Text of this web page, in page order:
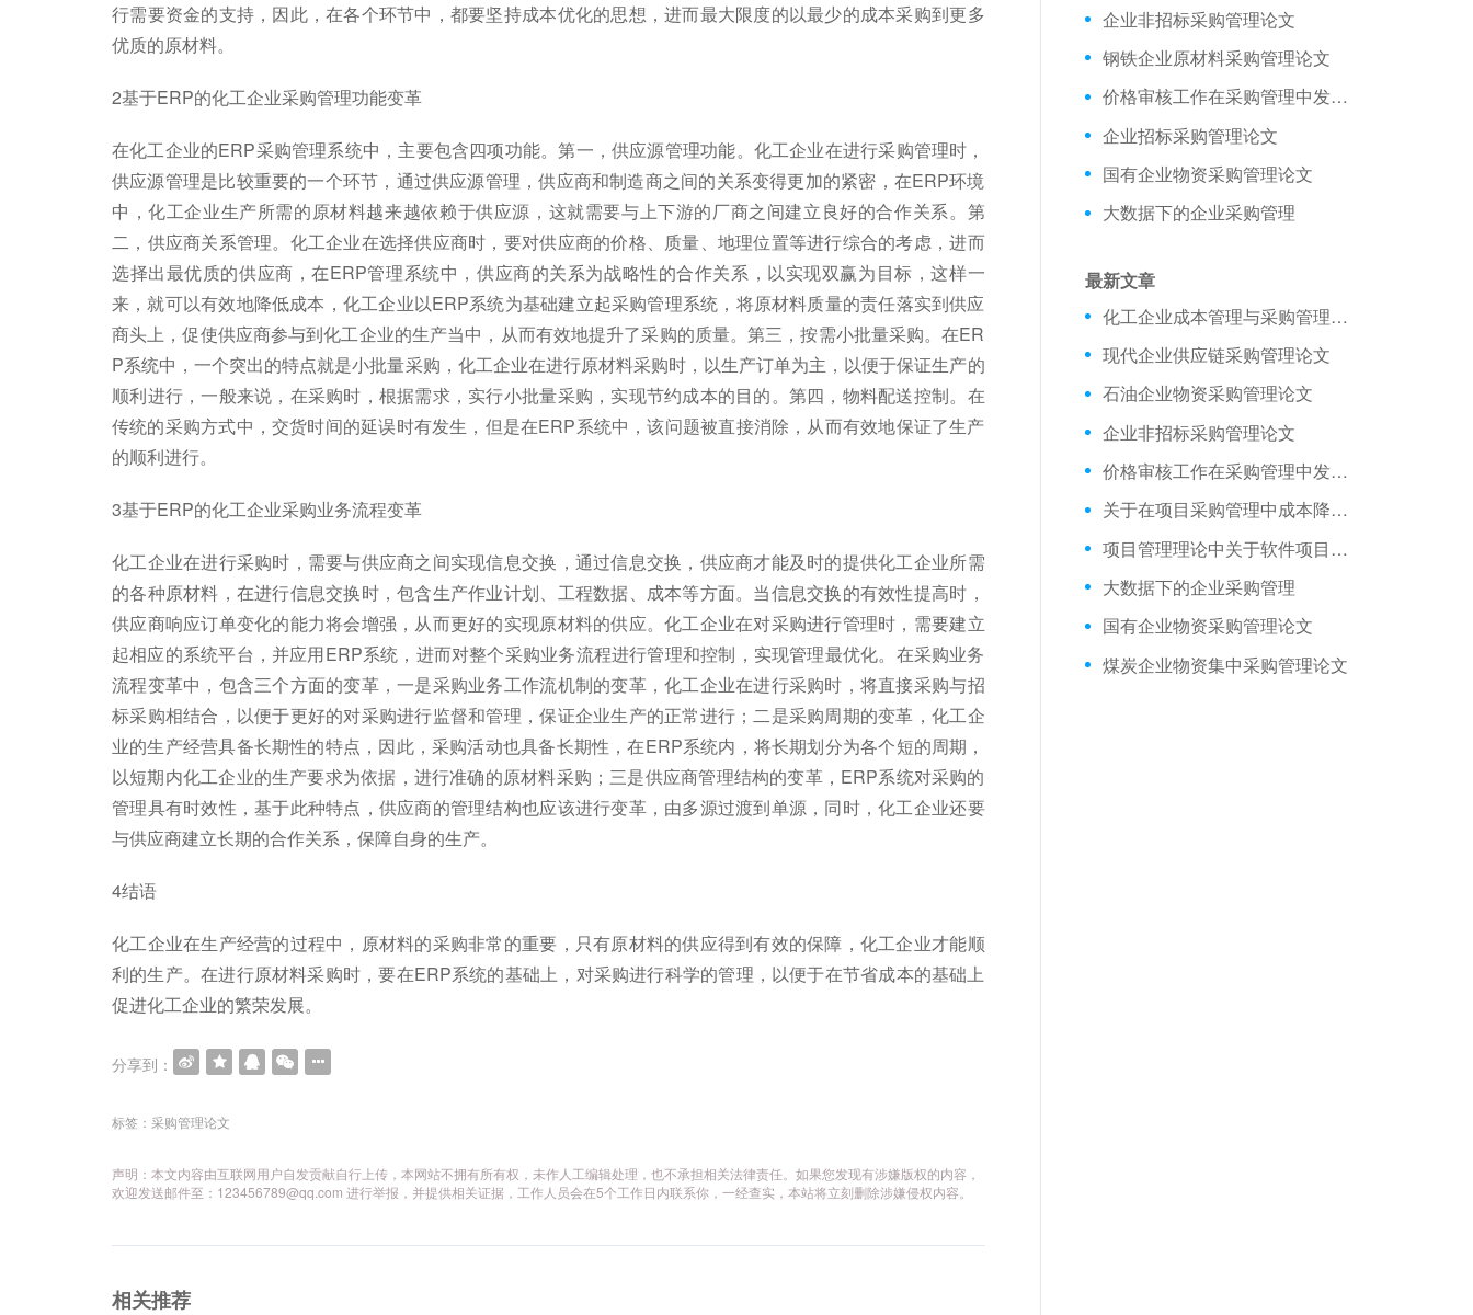
行需要资金的支持，因此，在各个环节中，都要坚持成本优化的思想，进而最大限度的以最少的成本采购到更多
优质的原材料。
2基于ERP的化工企业采购管理功能变革
在化工企业的ERP采购管理系统中，主要包含四项功能。第一，供应源管理功能。化工企业在进行采购管理时，
供应源管理是比较重要的一个环节，通过供应源管理，供应商和制造商之间的关系变得更加的紧密，在ERP环境
中，化工企业生产所需的原材料越来越依赖于供应源，这就需要与上下游的厂商之间建立良好的合作关系。第
二，供应商关系管理。化工企业在选择供应商时，要对供应商的价格、质量、地理位置等进行综合的考虑，进而
选择出最优质的供应商，在ERP管理系统中，供应商的关系为战略性的合作关系，以实现双赢为目标，这样一
来，就可以有效地降低成本，化工企业以ERP系统为基础建立起采购管理系统，将原材料质量的责任落实到供应
商头上，促使供应商参与到化工企业的生产当中，从而有效地提升了采购的质量。第三，按需小批量采购。在ER
P系统中，一个突出的特点就是小批量采购，化工企业在进行原材料采购时，以生产订单为主，以便于保证生产的
顺利进行，一般来说，在采购时，根据需求，实行小批量采购，实现节约成本的目的。第四，物料配送控制。在
传统的采购方式中，交货时间的延误时有发生，但是在ERP系统中，该问题被直接消除，从而有效地保证了生产
的顺利进行。
3基于ERP的化工企业采购业务流程变革
化工企业在进行采购时，需要与供应商之间实现信息交换，通过信息交换，供应商才能及时的提供化工企业所需
的各种原材料，在进行信息交换时，包含生产作业计划、工程数据、成本等方面。当信息交换的有效性提高时，
供应商响应订单变化的能力将会增强，从而更好的实现原材料的供应。化工企业在对采购进行管理时，需要建立
起相应的系统平台，并应用ERP系统，进而对整个采购业务流程进行管理和控制，实现管理最优化。在采购业务
流程变革中，包含三个方面的变革，一是采购业务工作流机制的变革，化工企业在进行采购时，将直接采购与招
标采购相结合，以便于更好的对采购进行监督和管理，保证企业生产的正常进行；二是采购周期的变革，化工企
业的生产经营具备长期性的特点，因此，采购活动也具备长期性，在ERP系统内，将长期划分为各个短的周期，
以短期内化工企业的生产要求为依据，进行准确的原材料采购；三是供应商管理结构的变革，ERP系统对采购的
管理具有时效性，基于此种特点，供应商的管理结构也应该进行变革，由多源过渡到单源，同时，化工企业还要
与供应商建立长期的合作关系，保障自身的生产。
4结语
化工企业在生产经营的过程中，原材料的采购非常的重要，只有原材料的供应得到有效的保障，化工企业才能顺
利的生产。在进行原材料采购时，要在ERP系统的基础上，对采购进行科学的管理，以便于在节省成本的基础上
促进化工企业的繁荣发展。
文
章
航
分享到：
标签： 采购管理论文
声明：本文内容由互联网用户自发贡献自行上传，本网站不拥有所有权，未作人工编辑处理，也不承担相关法律责任。如果您发现有涉嫌版权的内容，
欢迎发送邮件至：123456789@qq.com 进行举报，并提供相关证据，工作人员会在5个工作日内联系你，一经查实，本站将立刻删除涉嫌侵权内容。
相关推荐
企业非招标采购管理论文
钢铁企业原材料采购管理论文
价格审核工作在采购管理中发挥的作用
企业招标采购管理论文
国有企业物资采购管理论文
大数据下的企业采购管理
最新文章
化工企业成本管理与采购管理论文
现代企业供应链采购管理论文
石油企业物资采购管理论文
企业非招标采购管理论文
价格审核工作在采购管理中发挥的作用
关于在项目采购管理中成本降低的几点认识
项目管理理论中关于软件项目外包采购管理的探讨
大数据下的企业采购管理
国有企业物资采购管理论文
煤炭企业物资集中采购管理论文